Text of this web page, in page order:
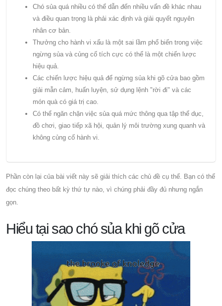
Chó sủa quá nhiều có thể dẫn đến nhiều vấn đề khác nhau
và điều quan trọng là phải xác định và giải quyết nguyên
nhân cơ bản.
Thưởng cho hành vi xấu là một sai lầm phổ biến trong việc
ngừng sủa và củng cố tích cực có thể là một chiến lược
hiệu quả.
Các chiến lược hiệu quả để ngừng sủa khi gõ cửa bao gồm
giải mẫn cảm, huấn luyện, sử dụng lệnh "rời đi" và các
món quà có giá trị cao.
Có thể ngăn chặn việc sủa quá mức thông qua tập thể dục,
đồ chơi, giao tiếp xã hội, quản lý môi trường xung quanh và
không củng cố hành vi.
Phần còn lại của bài viết này sẽ giải thích các chủ đề cụ thể. Bạn có thể
đọc chúng theo bất kỳ thứ tự nào, vì chúng phải đầy đủ nhưng ngắn
gọn.
Hiểu tại sao chó sủa khi gõ cửa